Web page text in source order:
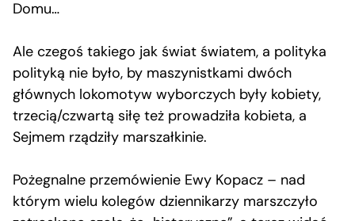
Domu…
Ale czegoś takiego jak świat światem, a polityka
polityką nie było, by maszynistkami dwóch
głównych lokomotyw wyborczych były kobiety,
trzecią/czwartą siłę też prowadziła kobieta, a
Sejmem rządziły marszałkinie.
Pożegnalne przemówienie Ewy Kopacz – nad
którym wielu kolegów dziennikarzy marszczyło